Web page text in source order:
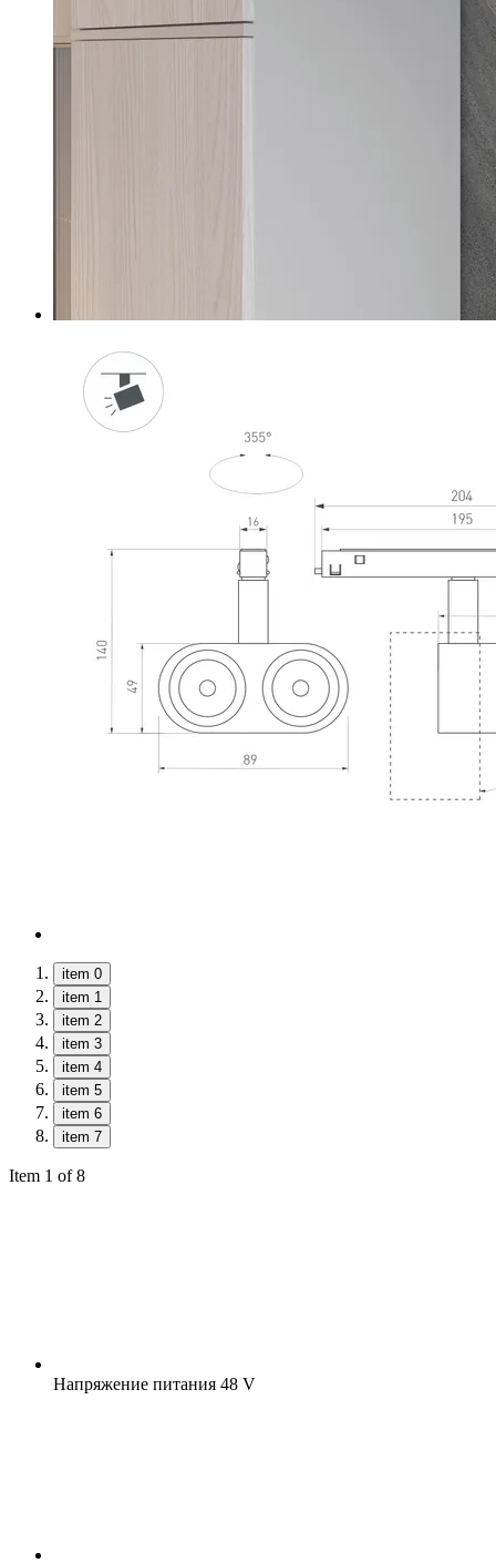
item 0
item 1
item 2
item 3
item 4
item 5
item 6
item 7
Item 1 of 8
Напряжение питания 48 V